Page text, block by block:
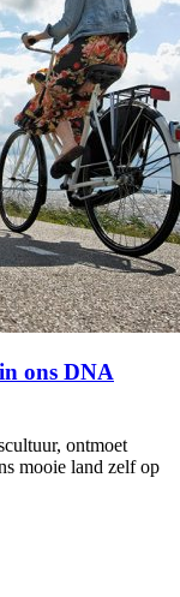
ons DNA
ontmoet
mooie land zelf op